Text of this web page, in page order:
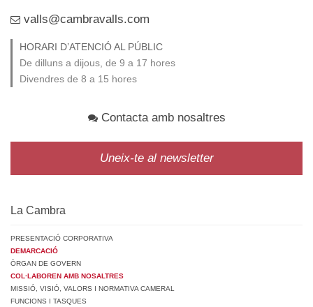
valls@cambravalls.com
HORARI D’ATENCIÓ AL PÚBLIC
De dilluns a dijous, de 9 a 17 hores
Divendres de 8 a 15 hores
Contacta amb nosaltres
Uneix-te al newsletter
La Cambra
PRESENTACIÓ CORPORATIVA
DEMARCACIÓ
ÒRGAN DE GOVERN
COL·LABOREN AMB NOSALTRES
MISSIÓ, VISIÓ, VALORS I NORMATIVA CAMERAL
FUNCIONS I TASQUES